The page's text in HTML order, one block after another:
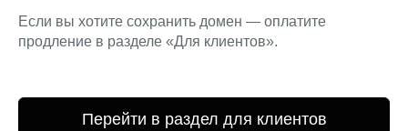
Если вы хотите сохранить домен — оплатите
продление в разделе «Для клиентов».
Перейти в раздел для клиентов